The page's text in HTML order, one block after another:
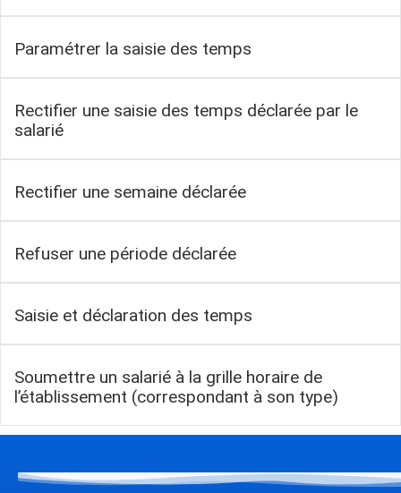
Paramétrer la saisie des temps
Rectifier une saisie des temps déclarée par le
salarié
Rectifier une semaine déclarée
Refuser une période déclarée
Saisie et déclaration des temps
Soumettre un salarié à la grille horaire de
l’établissement (correspondant à son type)